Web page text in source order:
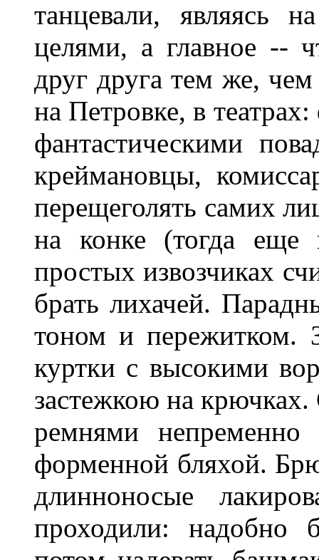
танцевали, являясь
целями, а главное --
друг друга тем же,
на Петровке, в
фантастическими
креймановцы,
перещеголять самих
на конке (тогда еще
простых извозчиках
брать лихачей.
тоном и пережитком.
куртки с высокими
застежкою на
ремнями
форменной бляхой.
длинноносые
проходили: надобно